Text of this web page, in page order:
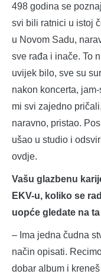
498 godina se
svi bili ratnici u istoj
u Novom Sadu,
sve rađa i inače. To
uvijek bilo, sve su
nakon koncerta,
mi svi zajedno
naravno, pristao.
ušao u studio i
ovdje.
Vašu glazbenu
EKV-u, koliko se
uopće gledate na
– Ima jedna čudna
način opisati.
dobar album i